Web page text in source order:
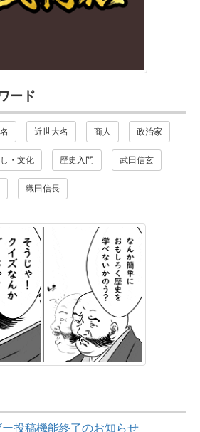
ード
近世大名 商人 政治家
・文化 歴史入門 武田信玄
織田信長
ー投稿機能終了のお知らせ